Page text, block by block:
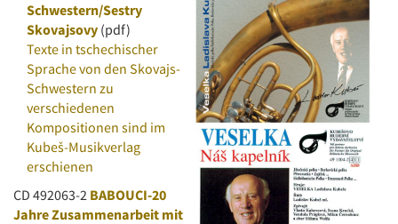
Schwestern/Sestry
Skovajsovy (pdf)
Texte in tschechischer
Sprache von den Skovajs-
Schwestern zu
verschiedenen
Kompositionen sind im
Kubeš-Musikverlag
erschienen
CD 492063-2 BABOUCI-20
Jahre Zusammenarbeit mit